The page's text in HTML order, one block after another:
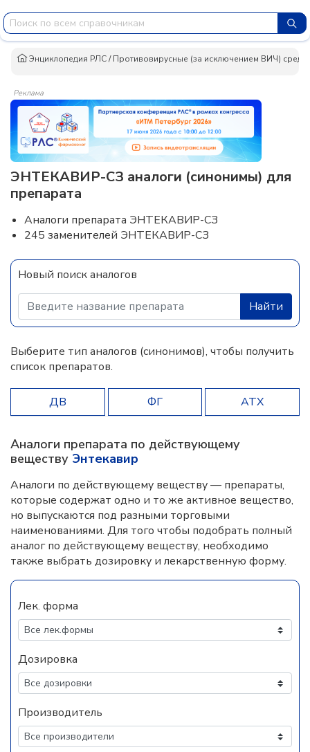
Энциклопедия РЛС/Противовирусные (за исключением ВИЧ)
Реклама
ЭНТЕКАВИР-СЗ аналоги (синонимы) для
препарата
Аналоги препарата ЭНТЕКАВИР-СЗ
245 заменителей ЭНТЕКАВИР-СЗ
Новый поиск аналогов
Найти
Выберите тип аналогов (синонимов), чтобы получить
список препаратов.
ДВ ФГ АТХ
Аналоги препарата по действующему
веществу Энтекавир
Аналоги по действующему веществу — препараты,
которые содержат одно и то же активное вещество,
но выпускаются под разными торговыми
наименованиями. Для того чтобы подобрать полный
аналог по действующему веществу, необходимо
также выбрать дозировку и лекарственную форму.
Лек. форма
Дозировка
Производитель